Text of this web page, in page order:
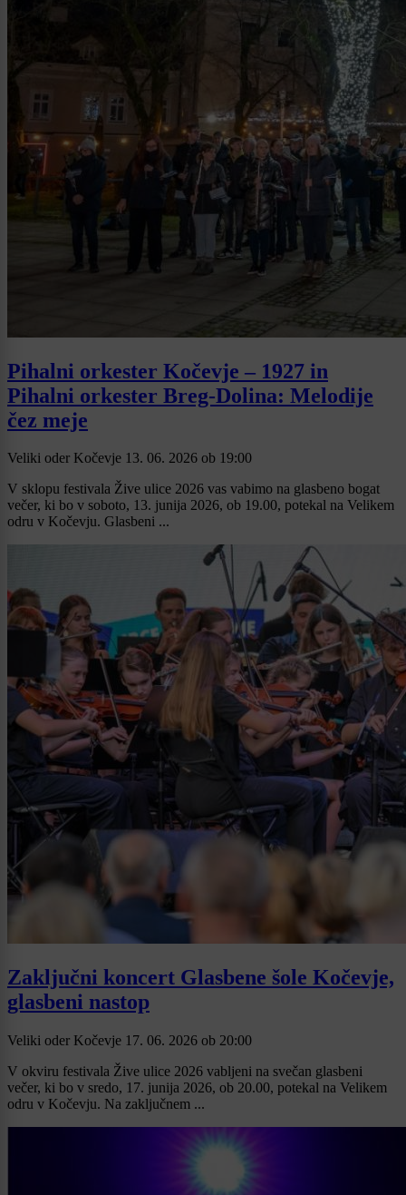
Pihalni orkester Kočevje – 1927 in
Pihalni orkester Breg-Dolina: Melodije
čez meje
Veliki oder Kočevje 13. 06. 2026 ob 19:00
V sklopu festivala Žive ulice 2026 vas vabimo na glasbeno bogat
večer, ki bo v soboto, 13. junija 2026, ob 19.00, potekal na Velikem
odru v Kočevju. Glasbeni ...
Zaključni koncert Glasbene šole Kočevje,
glasbeni nastop
Veliki oder Kočevje 17. 06. 2026 ob 20:00
V okviru festivala Žive ulice 2026 vabljeni na svečan glasbeni
večer, ki bo v sredo, 17. junija 2026, ob 20.00, potekal na Velikem
odru v Kočevju. Na zaključnem ...